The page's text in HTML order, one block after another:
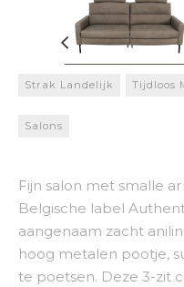
Strak Landelijk Tijdloos
Salons
Fijn salon met smalle
Belgische label
aangenaam zacht
hoog metalen pootje,
te poetsen. Deze 3-zit